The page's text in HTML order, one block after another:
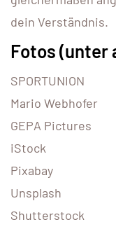
dein Verständnis.
Fotos (unter
SPORTUNION
Mario Webhofer
GEPA Pictures
iStock
Pixabay
Unsplash
Shutterstock